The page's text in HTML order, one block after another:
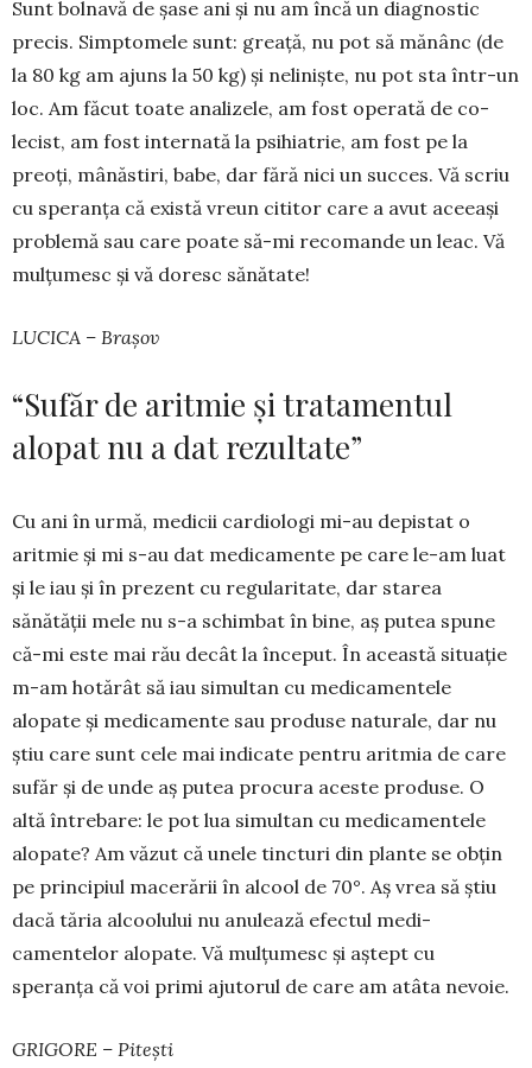
Sunt bolnavă de șase ani și nu am încă un diag­nostic
precis. Simptomele sunt: greață, nu pot să mă­nânc (de
la 80 kg am ajuns la 50 kg) și ne­liniște, nu pot sta într-un
loc. Am făcut toate anali­zele, am fost ope­rată de co­
lecist, am fost internată la psihia­trie, am fost pe la
preoți, mânăstiri, babe, dar fără nici un succes. Vă scriu
cu speranța că există vreun cititor care a avut aceeași
problemă sau care poate să-mi recomande un leac. Vă
mulțu­mesc și vă doresc să­nătate!
LUCICA – Brașov
“Sufăr de aritmie și tratamentul
alopat nu a dat rezultate”
Cu ani în urmă, medicii cardiologi mi-au depistat o
aritmie și mi s-au dat medica­men­te pe care le-am luat
și le iau și în prezent cu regu­la­ritate, dar starea
sănătății mele nu s-a schimbat în bine, aș putea spune
că-mi este mai rău de­cât la început. În aceas­tă si­tua­ție
m-am hotărât să iau si­multan cu medi­ca­men­tele
alopate și me­di­ca­men­te sau produse natura­le, dar nu
știu care sunt cele mai indi­cate pentru aritmia de care
sufăr și de unde aș putea pro­cu­ra aceste pro­duse. O
altă în­trebare: le pot lua si­mul­tan cu medi­ca­mentele
alopate? Am văzut că unele tinc­turi din plante se obțin
pe prin­cipiul macerării în alcool de 70°. Aș vrea să știu
dacă tăria alcoolului nu anulează efectul medi­
camentelor alopate. Vă mul­țumesc și aștept cu
speranța că voi primi ajutorul de care am atâta nevoie.
GRIGORE – Pitești